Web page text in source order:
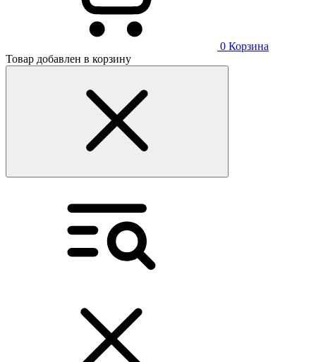
0 Корзина
Товар добавлен в корзину